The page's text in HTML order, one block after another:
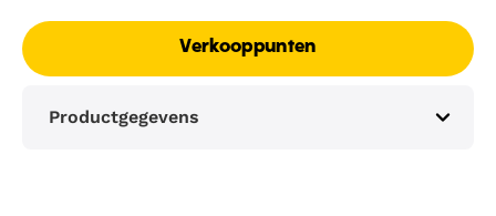
Verkooppunten
Productgegevens